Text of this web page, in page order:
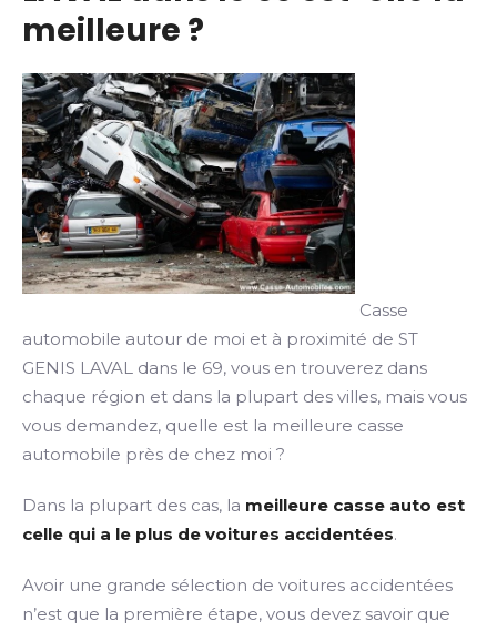
meilleure ?
Casse
automobile autour de moi et à proximité de ST
GENIS LAVAL dans le 69, vous en trouverez dans
chaque région et dans la plupart des villes, mais vous
vous demandez, quelle est la meilleure casse
automobile près de chez moi ?
Dans la plupart des cas, la meilleure casse auto est
celle qui a le plus de voitures accidentées.
Avoir une grande sélection de voitures accidentées
n’est que la première étape, vous devez savoir que